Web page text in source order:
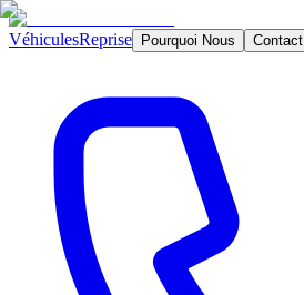
VéhiculesReprise Pourquoi Nous Contact